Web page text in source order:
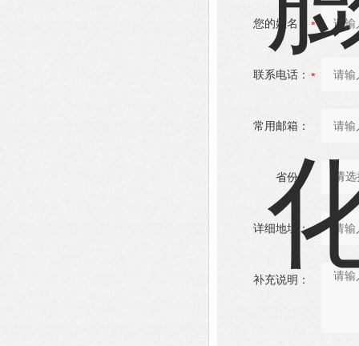
您的姓名：
联系电话：
常用邮箱：
省份：
详细地址：
补充说明：